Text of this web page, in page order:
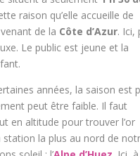
raison qu’elle accueille de
de la Côte d’Azur. Ici,
Le public est jeune et la
années, la saison est
peut être faible. Il faut
en altitude pour trouver l’or
station la plus au nord de